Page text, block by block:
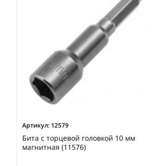
Артикул: 12579
Бита с торцевой головкой 10 мм
магнитная (11576)